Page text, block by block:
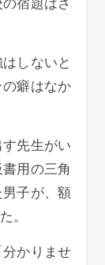
しないと
癖はなか
先生がい
用の三角
子が、額
。
かりませ